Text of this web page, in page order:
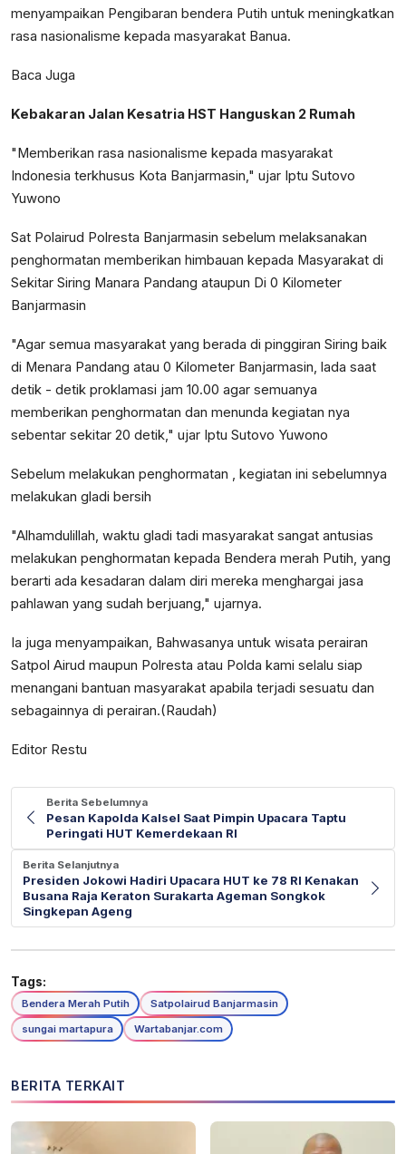
menyampaikan Pengibaran bendera Putih untuk meningkatkan
rasa nasionalisme kepada masyarakat Banua.
Baca Juga
Kebakaran Jalan Kesatria HST Hanguskan 2 Rumah
"Memberikan rasa nasionalisme kepada masyarakat
Indonesia terkhusus Kota Banjarmasin," ujar Iptu Sutovo
Yuwono
Sat Polairud Polresta Banjarmasin sebelum melaksanakan
penghormatan memberikan himbauan kepada Masyarakat di
Sekitar Siring Manara Pandang ataupun Di 0 Kilometer
Banjarmasin
"Agar semua masyarakat yang berada di pinggiran Siring baik
di Menara Pandang atau 0 Kilometer Banjarmasin, lada saat
detik - detik proklamasi jam 10.00 agar semuanya
memberikan penghormatan dan menunda kegiatan nya
sebentar sekitar 20 detik," ujar Iptu Sutovo Yuwono
Sebelum melakukan penghormatan , kegiatan ini sebelumnya
melakukan gladi bersih
"Alhamdulillah, waktu gladi tadi masyarakat sangat antusias
melakukan penghormatan kepada Bendera merah Putih, yang
berarti ada kesadaran dalam diri mereka menghargai jasa
pahlawan yang sudah berjuang," ujarnya.
Ia juga menyampaikan, Bahwasanya untuk wisata perairan
Satpol Airud maupun Polresta atau Polda kami selalu siap
menangani bantuan masyarakat apabila terjadi sesuatu dan
sebagainnya di perairan.(Raudah)
Editor Restu
Berita Sebelumnya
Pesan Kapolda Kalsel Saat Pimpin Upacara Taptu
Peringati HUT Kemerdekaan RI
Berita Selanjutnya
Presiden Jokowi Hadiri Upacara HUT ke 78 RI Kenakan
Busana Raja Keraton Surakarta Ageman Songkok
Singkepan Ageng
Tags:
Bendera Merah Putih
Satpolairud Banjarmasin
sungai martapura
Wartabanjar.com
BERITA TERKAIT